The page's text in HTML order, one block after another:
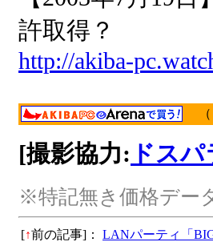
許取得？
http://akiba-
（
[撮影協力: ドス
※特記無き価格デー
[↑前の記事]： LANパーティ「